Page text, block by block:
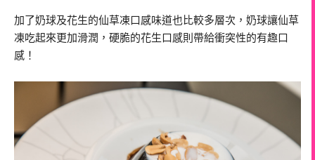
加了奶球及花生的仙草凍口感味道也比較多層次，奶球讓仙草
凍吃起來更加滑潤，硬脆的花生口感則帶給衝突性的有趣口
感！